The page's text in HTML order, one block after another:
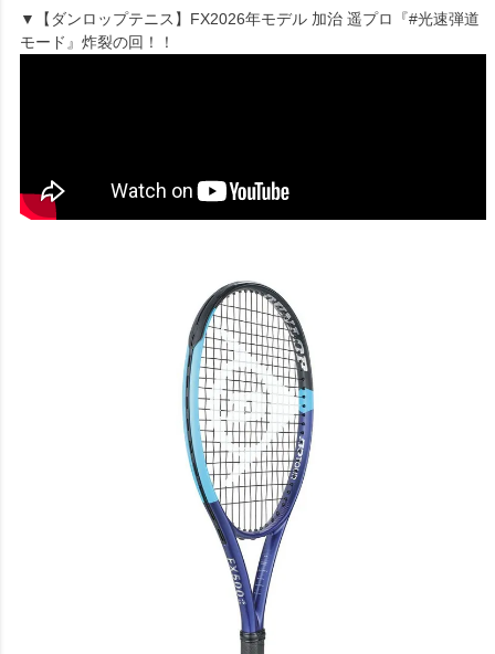
▼【ダンロップテニス】FX2026年モデル 加治 遥プロ『#光速弾道
モード』炸裂の回！！